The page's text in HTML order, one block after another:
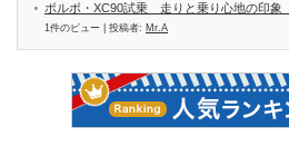
ボルボ・XC90試乗 走りと乗り心地の印象
1件のビュー 投稿者: Mr.A